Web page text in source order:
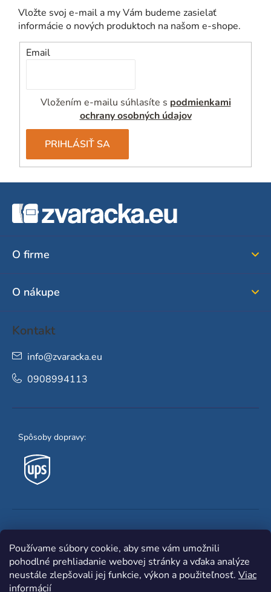
Používame súbory cookie, aby sme vám umožnili
pohodlné prehliadanie webovej stránky a vďaka analýze
neustále zlepšovali jej funkcie, výkon a použiteľnosť. Viac
informácií
Vložte svoj e-mail a my Vám budeme zasielať
informácie o nových produktoch na našom e-shope.
Email
Vložením e-mailu súhlasíte s podmienkami
ochrany osobných údajov
PRIHLÁSIŤ SA
O firme
O nákupe
Kontakt
info@zvaracka.eu
0908994113
Spôsoby dopravy: